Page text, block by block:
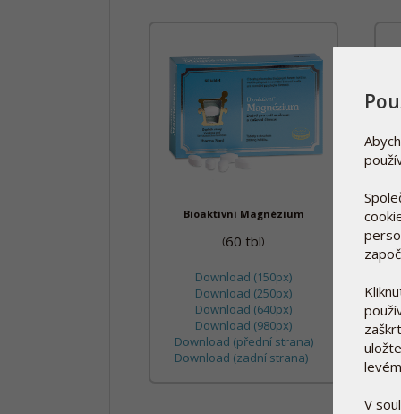
Bioaktivní Magnézium
(60 tbl)
Download (150px)
Download (250px)
Download (640px)
Download (980px)
Download (přední strana)
Download (zadní strana)
V